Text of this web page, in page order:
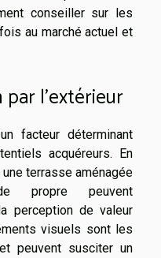
conseiller sur les
au marché actuel et
par l'extérieur
facteur déterminant
acquéreurs. En
terrasse aménagée
propre peuvent
perception de valeur
visuels sont les
peuvent susciter un